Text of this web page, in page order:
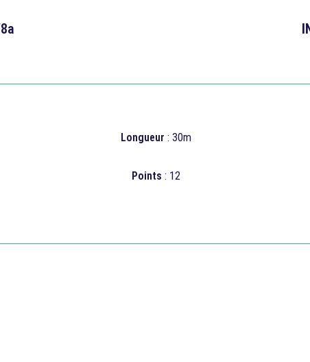
Longueur : 30m
Points : 12